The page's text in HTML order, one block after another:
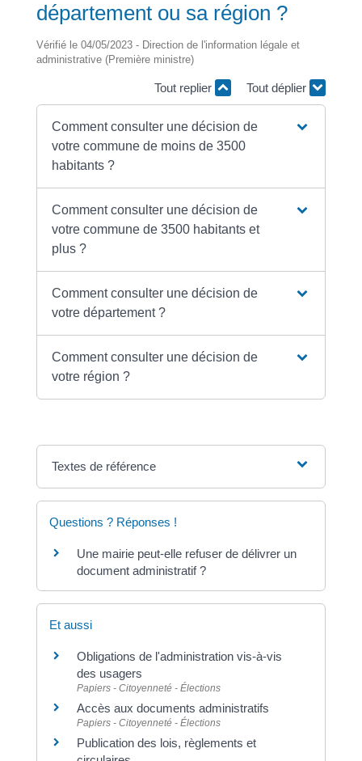
département ou sa région ?
Vérifié le 04/05/2023 - Direction de l'information légale et
administrative (Première ministre)
Tout replier Tout déplier
Comment consulter une décision de
votre commune de moins de 3500
habitants ?
Comment consulter une décision de
votre commune de 3500 habitants et
plus ?
Comment consulter une décision de
votre département ?
Comment consulter une décision de
votre région ?
Textes de référence
Questions ? Réponses !
Une mairie peut-elle refuser de délivrer un
document administratif ?
Et aussi
Obligations de l'administration vis-à-vis
des usagers
Papiers - Citoyenneté - Élections
Accès aux documents administratifs
Papiers - Citoyenneté - Élections
Publication des lois, règlements et